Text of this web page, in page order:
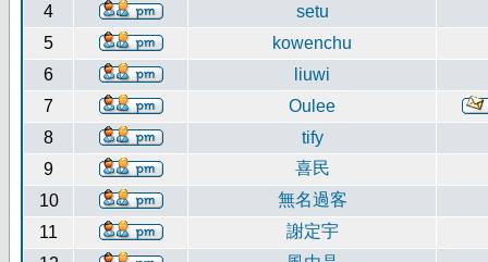
4
setu
5
kowenchu
6
liuwi
7
Oulee
8
tify
9
喜民
10
無名過客
11
謝定宇